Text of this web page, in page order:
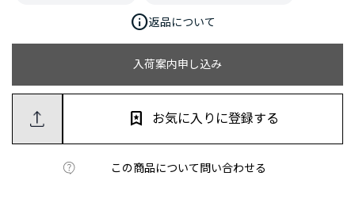
入荷案内申し込み
この商品について問い合わせる
お気に入りに登録する
info返品について